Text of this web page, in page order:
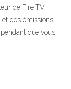
de Fire TV
des émissions
que vous